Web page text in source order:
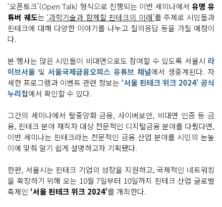
‘오픈토크’(Open Talk) 형식으로 진행되는 이번 세미나에서 유명 유
튜버 궤도는 ‘과학기술과 함께할 핀테크의 미래’를 주제로 시민들과
핀테크에 대해 다양한 이야기를 나누고 질의응답 등을 가질 예정이
다.
본 행사는 많은 시민들이 비대면으로도 참여할 수 있도록 서울시 라
이브서울 및 서울국제금융오피스 유튜브 채널에서 생중계된다. 자
세한 프로그램과 이벤트 관련 정보는 ‘서울 핀테크 위크 2024’ 공식
누리집에서 확인할 수 있다.
그간의 세미나에서 탈중앙화 금융, 사이버보안, 비대면 인증 등 금
융, 핀테크 분야 재직자 대상 전문적인 디지털금융 분야를 다뤘다면,
이번 세미나는 핀테크라는 전문적인 금융 산업 분야를 시민의 눈높
이에 맞춰 알기 쉽게 설명하고자 기획됐다.
한편, 서울시는 핀테크 기업의 성장을 지원하고, 국제적인 네트워킹
을 확장하기 위해 오는 10월 7일부터 10일까지 핀테크 산업 글로벌
축제인 ‘서울 핀테크 위크 2024’를 개최한다.